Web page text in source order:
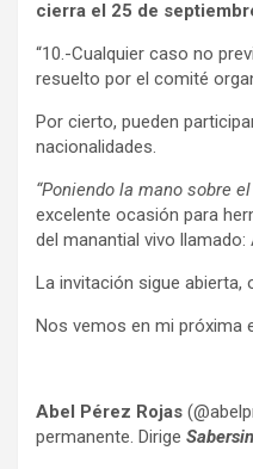
cierra el 25 de
“10.-Cualquier caso no
resuelto por el comité
Por cierto, pueden
nacionalidades.
“Poniendo la mano sobre el
excelente ocasión para
del manantial vivo llamado:
La invitación sigue abierta,
Nos vemos en mi próxima
Abel Pérez Rojas
permanente. Dirige